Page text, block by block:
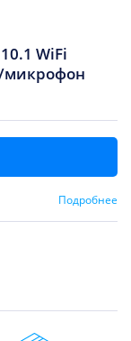
WiFi
микрофон
Подробнее